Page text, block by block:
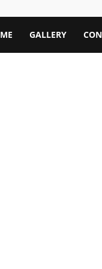
GALLERY